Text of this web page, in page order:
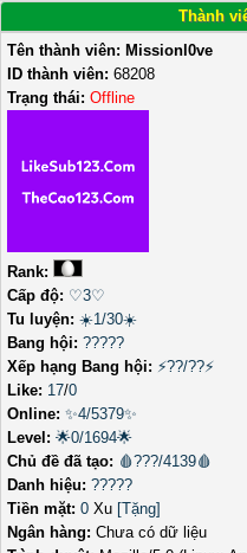
Thành
Tên thành viên: Missionl0ve
ID thành viên: 68208
Trạng thái: Offline
Rank:
Cấp độ: ♡3♡
Tu luyện: ☀️1/30☀️
Bang hội: ?????
Xếp hạng Bang hội: ⚡??/??⚡
Like: 17/0
Online: ✨4/5379✨
Level: 🌟0/1694🌟
Chủ đề đã tạo: 🩸???/4139🩸
Danh hiệu: ?????
Tiền mặt: 0 Xu [Tặng]
Ngân hàng: Chưa có dữ liệu